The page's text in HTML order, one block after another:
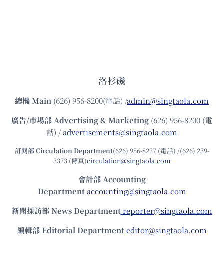
洛杉磯
總機Main (626) 956-8200(電話) /admin@singtaola.com
廣告/市場部Advertising & Marketing (626) 956-8200 (電
話) /advertisements@singtaola.com
訂閱部 Circulation Department(626) 956-8227 (電話) /(626) 239-
3323 (傳真)circulation@singtaola.com
會計部 Accounting
Department accounting@singtaola.com
新聞採訪部 News Department reporter@singtaola.com
編輯部 Editorial Department editor@singtaola.com